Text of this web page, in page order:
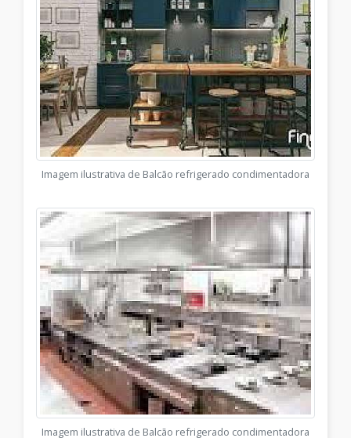
Imagem ilustrativa de Balcão refrigerado condimentadora
Imagem ilustrativa de Balcão refrigerado condimentadora